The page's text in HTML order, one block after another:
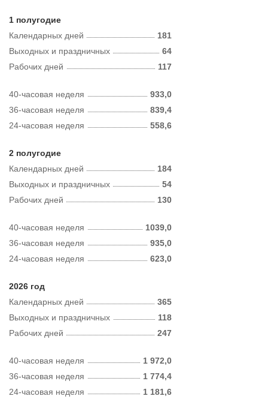
1 полугодие
Календарных дней
181
Рабочих дней 117
Выходных и праздничных 64
40-часовая неделя
933,0
36-часовая неделя
839,4
24-часовая неделя
558,6
2 полугодие
Календарных дней
184
Рабочих дней 130
Выходных и праздничных 54
40-часовая неделя
1039,0
36-часовая неделя
935,0
24-часовая неделя
623,0
2026 год
Календарных дней
365
Рабочих дней 247
Выходных и праздничных 118
40-часовая неделя
1 972,0
36-часовая неделя
1 774,4
24-часовая неделя
1 181,6